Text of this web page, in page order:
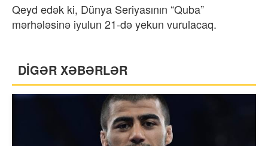
Qeyd edək ki, Dünya Seriyasının “Quba”
mərhələsinə iyulun 21-də yekun vurulacaq.
DİGƏR XƏBƏRLƏR